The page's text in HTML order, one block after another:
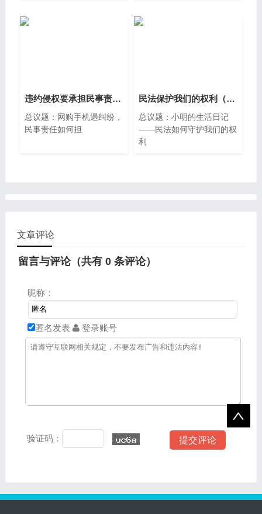
违约侵权要承担民事责任（中职精品议题式课件共26页含教学设计1视频）
总议题：网购手机遇纠纷，
民事责任如何担
民法保护我们的权利（中职精品议题式课件共37页含教学设计2视频）
总议题：小明的生活日记
——民法如何守护我们的权
利
文章评论
留言与评论（共有 0条评论）
昵称：
匿名发表 登录账号
验证码：